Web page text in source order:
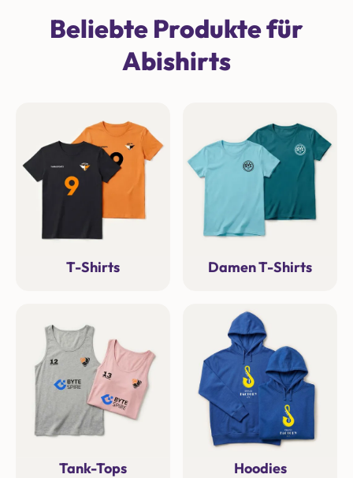
Beliebte Produkte für
Abishirts
T-Shirts Damen T-Shirts
Tank-Tops Hoodies